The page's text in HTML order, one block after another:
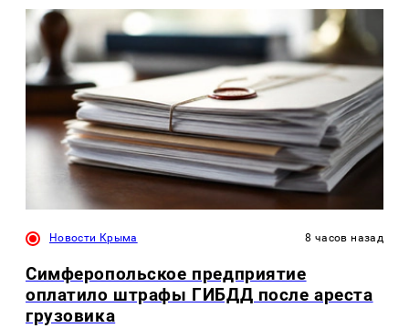
Новости Крыма 8 часов назад
Симферопольское предприятие
оплатило штрафы ГИБДД после ареста
грузовика